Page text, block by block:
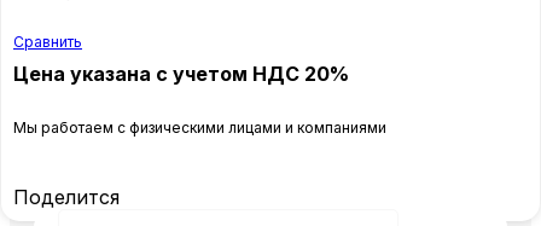
Сравнить
Цена указана с учетом НДС 20%
Мы работаем с физическими лицами и компаниями
Поделится